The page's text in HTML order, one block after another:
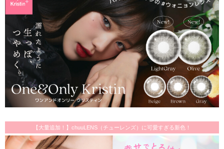
【大量追加！】chuuLENS（チューレンズ）に可愛すぎる新色！